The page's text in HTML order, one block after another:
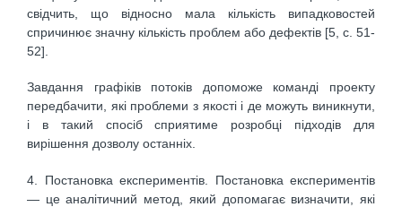
свідчить, що відносно мала кількість випадковостей
спричинює значну кількість проблем або дефектів [5, с. 51-
52].
Завдання графіків потоків допоможе команді проекту
передбачити, які проблеми з якості і де можуть виникнути,
і в такий спосіб сприятиме розробці підходів для
вирішення дозволу останніх.
4. Постановка експериментів. Постановка експериментів
— це аналітичний метод, який допомагає визначити, які